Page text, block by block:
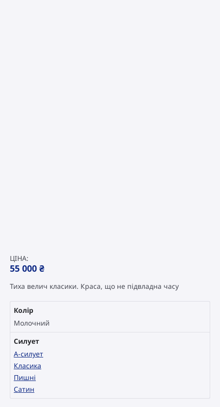
ЦІНА:
55 000 ₴
Тиха велич класики. Краса, що не підвладна часу
Колір
Молочний
Силует
А-силует
Класика
Пишні
Сатин